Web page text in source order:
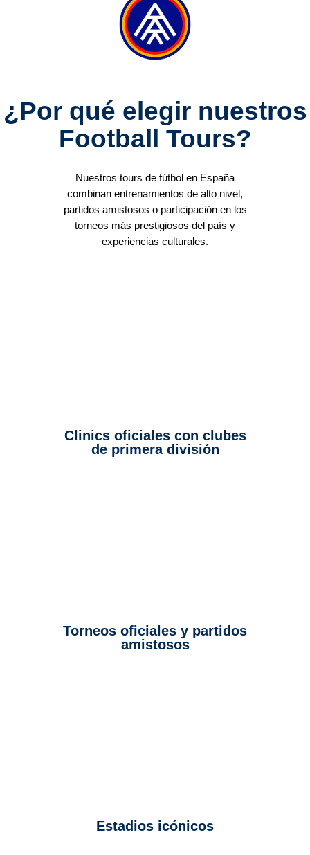
¿Por qué elegir nuestros
Football Tours?
Nuestros tours de fútbol en España
combinan entrenamientos de alto nivel,
partidos amistosos o participación en los
torneos más prestigiosos del país y
experiencias culturales.
Clinics oficiales con clubes
de primera división
Torneos oficiales y partidos
amistosos
Estadios icónicos